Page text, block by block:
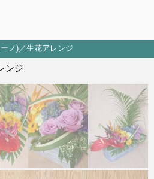
ノ)／生花アレンジ
ンジ